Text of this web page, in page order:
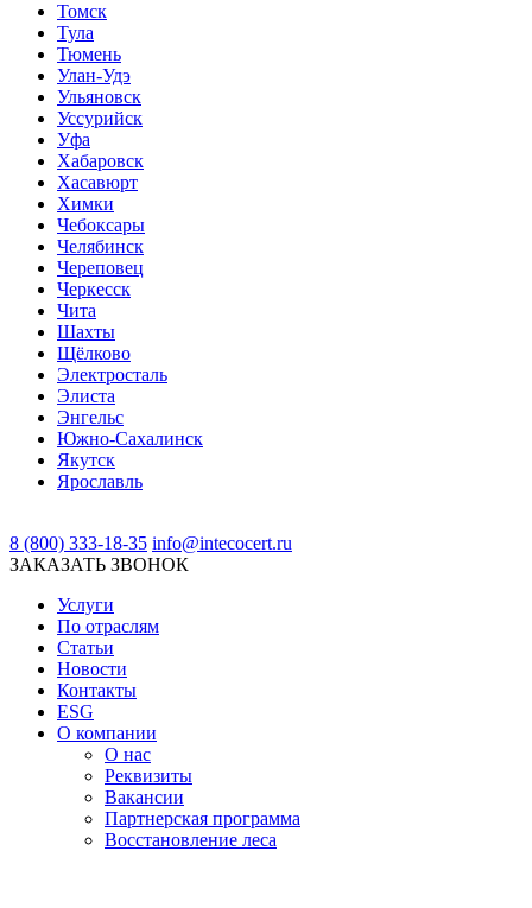
Томск
Тула
Тюмень
Улан-Удэ
Ульяновск
Уссурийск
Уфа
Хабаровск
Хасавюрт
Химки
Чебоксары
Челябинск
Череповец
Черкесск
Чита
Шахты
Щёлково
Электросталь
Элиста
Энгельс
Южно-Сахалинск
Якутск
Ярославль
8 (800) 333-18-35 info@intecocert.ru
ЗАКАЗАТЬ ЗВОНОК
Услуги
По отраслям
Статьи
Новости
Контакты
ESG
О компании
О нас
Реквизиты
Вакансии
Партнерская программа
Восстановление леса